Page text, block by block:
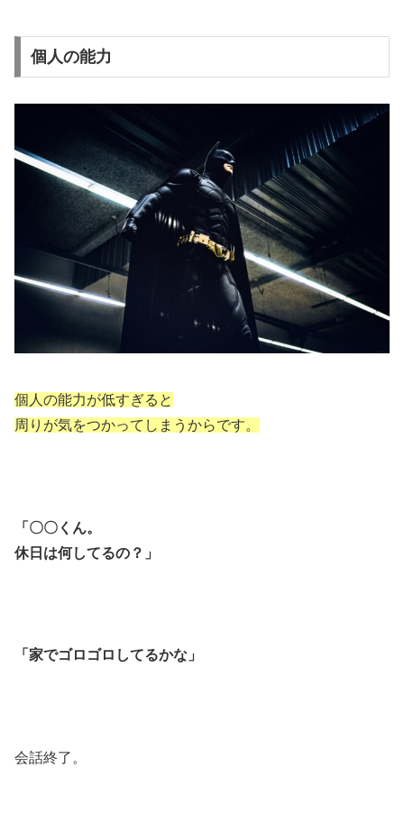
個人の能力
個人の能力が低すぎると
周りが気をつかってしまうからです。
「〇〇くん。
休日は何してるの？」
「家でゴロゴロしてるかな」
会話終了。